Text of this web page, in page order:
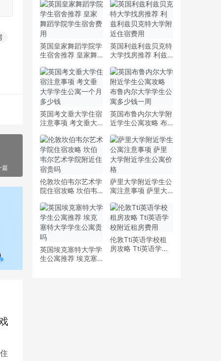
篇
戏剧演艺学院住宿一
个月多少钱
学院预科中心附近住
宿费用
英国皇家舞蹈学院学
生宿舍推荐 皇家舞
英国利兹利兹贝克特
大学找房推荐 利兹
住宿费用
英国考文垂大学住宿
注意事项 考文垂大
少钱
英国布鲁内尔大学附
近学生公寓攻略 布
多少钱一周
伦敦坎伯韦尔艺术学
院住宿攻略 坎伯韦
贵吗
萨里大学附近学生公
寓注意事项 萨里大
英国埃克塞特大学学
生公寓推荐 埃克塞
伦敦Tti英语学校租
房攻略 Tti英语学校